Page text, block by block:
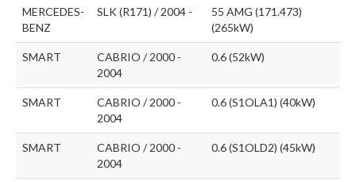
MERCEDES-
BENZ
SLK (R171) / 2004 -
55 AMG (171.473)
(265kW)
SMART
CABRIO / 2000 -
2004
0.6 (52kW)
SMART
CABRIO / 2000 -
2004
0.6 (S1OLA1) (40kW)
SMART
CABRIO / 2000 -
2004
0.6 (S1OLD2) (45kW)